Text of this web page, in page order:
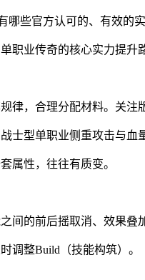
哪些官方认可的、有效的实
职业传奇的核心实力提升
律，合理分配材料。关注
士型单职业侧重攻击与血
属性，往往有质变。
间的前后摇取消、效果叠
调整Build（技能构筑）。